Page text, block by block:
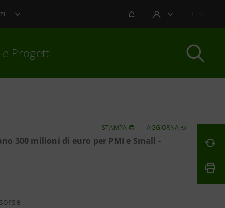
NOTIFICHEAREA UTENTE
e Progetti
STAMPA AGGIORNA
300 milioni di euro per PMI e Small -